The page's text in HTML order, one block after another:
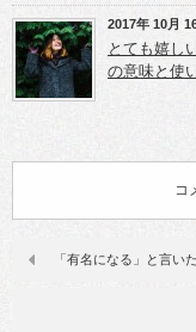
2017年 10月
とても嬉し
の意味と使
コ
「有名になる」と言い